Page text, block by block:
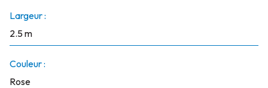
Largeur :
2.5 m
Couleur :
Rose